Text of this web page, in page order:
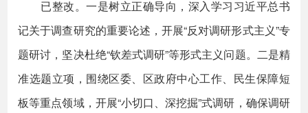
已整改。一是树立正确导向，深入学习习近平总书
记关于调查研究的重要论述，开展“反对调研形式主义”专
题研讨，坚决杜绝“钦差式调研”等形式主义问题。二是精
准选题立项，围绕区委、区政府中心工作、民生保障短
板等重点领域，开展“小切口、深挖掘”式调研，确保调研